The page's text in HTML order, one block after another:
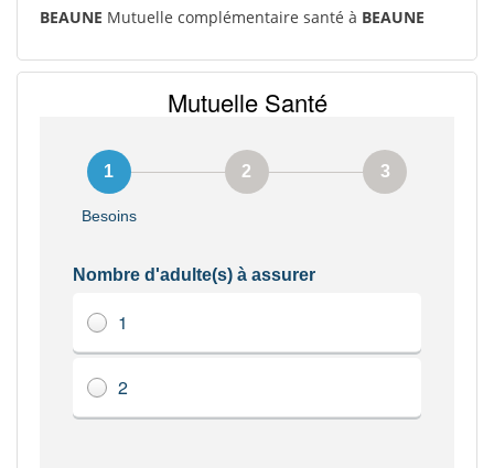
BEAUNE Mutuelle complémentaire santé à BEAUNE